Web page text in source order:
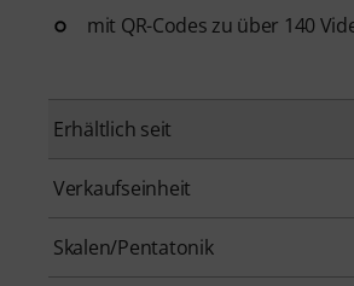
mit QR-Codes zu über 140
Erhältlich seit
Verkaufseinheit
Skalen/Pentatonik